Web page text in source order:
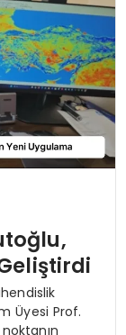
Üyesi Prof.